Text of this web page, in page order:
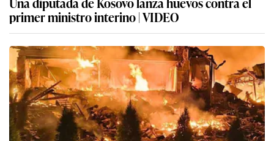
primer ministro interino | VIDEO